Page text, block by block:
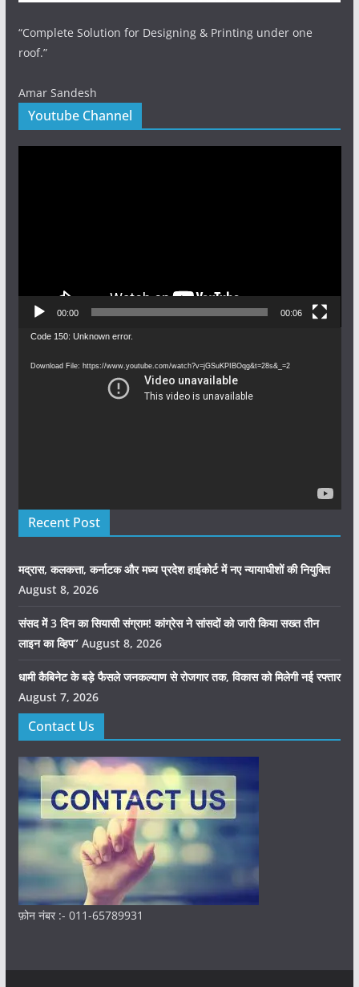
“Complete Solution for Designing & Printing under one
roof.”
Amar Sandesh
Youtube Channel
00:00 00:06
Video
Code 150: Unknown error.
Download File: https://www.youtube.com/watch?v=jGSuKPIBOqg&t=28s&_=2
Recent Post
मद्रास, कलकत्ता, कर्नाटक और मध्य प्रदेश हाईकोर्ट में नए न्यायाधीशों की नियुक्ति
August 8, 2026
संसद में 3 दिन का सियासी संग्राम! कांग्रेस ने सांसदों को जारी किया सख्त तीन
लाइन का व्हिप” August 8, 2026
धामी कैबिनेट के बड़े फैसले जनकल्याण से रोजगार तक, विकास को मिलेगी नई रफ्तार
August 7, 2026
Contact Us
फ़ोन नंबर :- 011-65789931